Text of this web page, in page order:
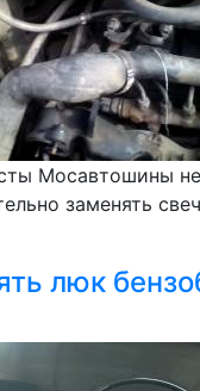
Мосавтошины
заменять
люк